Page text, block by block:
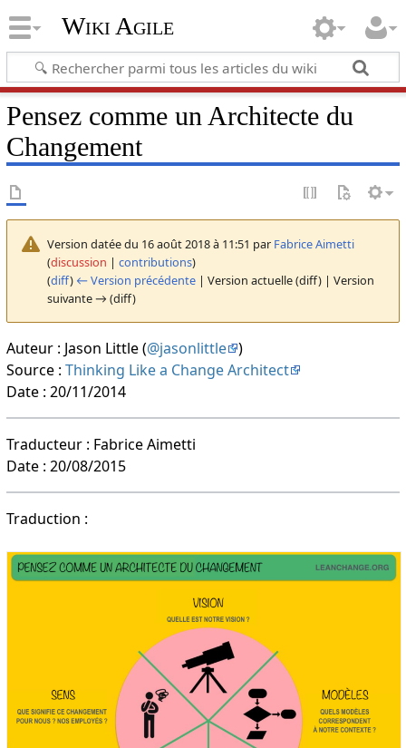
Wiki Agile
Pensez comme un Architecte du
Changement
Version datée du 16 août 2018 à 11:51 par Fabrice Aimetti
(discussion | contributions)
(diff) ← Version précédente| Version actuelle (diff) | Version
suivante → (diff)
Auteur : Jason Little (@jasonlittle )
Source : Thinking Like a Change Architect
Date : 20/11/2014
Traducteur : Fabrice Aimetti
Date : 20/08/2015
Traduction :